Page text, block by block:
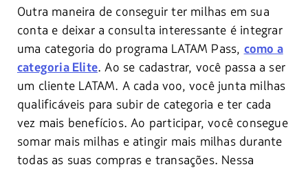
Outra maneira de conseguir ter milhas em sua
conta e deixar a consulta interessante é integrar
uma categoria do programa LATAM Pass, como a
categoria Elite. Ao se cadastrar, você passa a ser
um cliente LATAM. A cada voo, você junta milhas
qualificáveis para subir de categoria e ter cada
vez mais benefícios. Ao participar, você consegue
somar mais milhas e atingir mais milhas durante
todas as suas compras e transações. Nessa